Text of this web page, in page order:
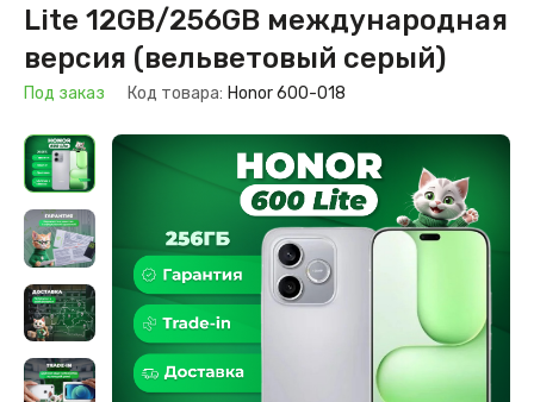
Lite 12GB/256GB международная
версия (вельветовый серый)
Под заказ Код товара: Honor 600-018